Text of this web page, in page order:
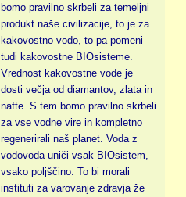
bomo pravilno skrbeli za temeljni
produkt naše civilizacije, to je za
kakovostno vodo, to pa pomeni
tudi kakovostne BIOsisteme.
Vrednost kakovostne vode je
dosti večja od diamantov, zlata in
nafte. S tem bomo pravilno skrbeli
za vse vodne vire in kompletno
regenerirali naš planet. Voda z
vodovoda uniči vsak BIOsistem,
vsako poljščino. To bi morali
instituti za varovanje zdravja že